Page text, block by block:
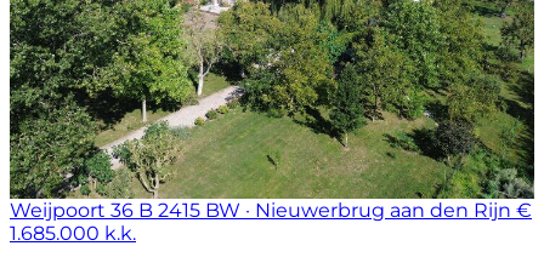
Weijpoort 36 B 2415 BW · Nieuwerbrug aan den Rijn €
1.685.000 k.k.